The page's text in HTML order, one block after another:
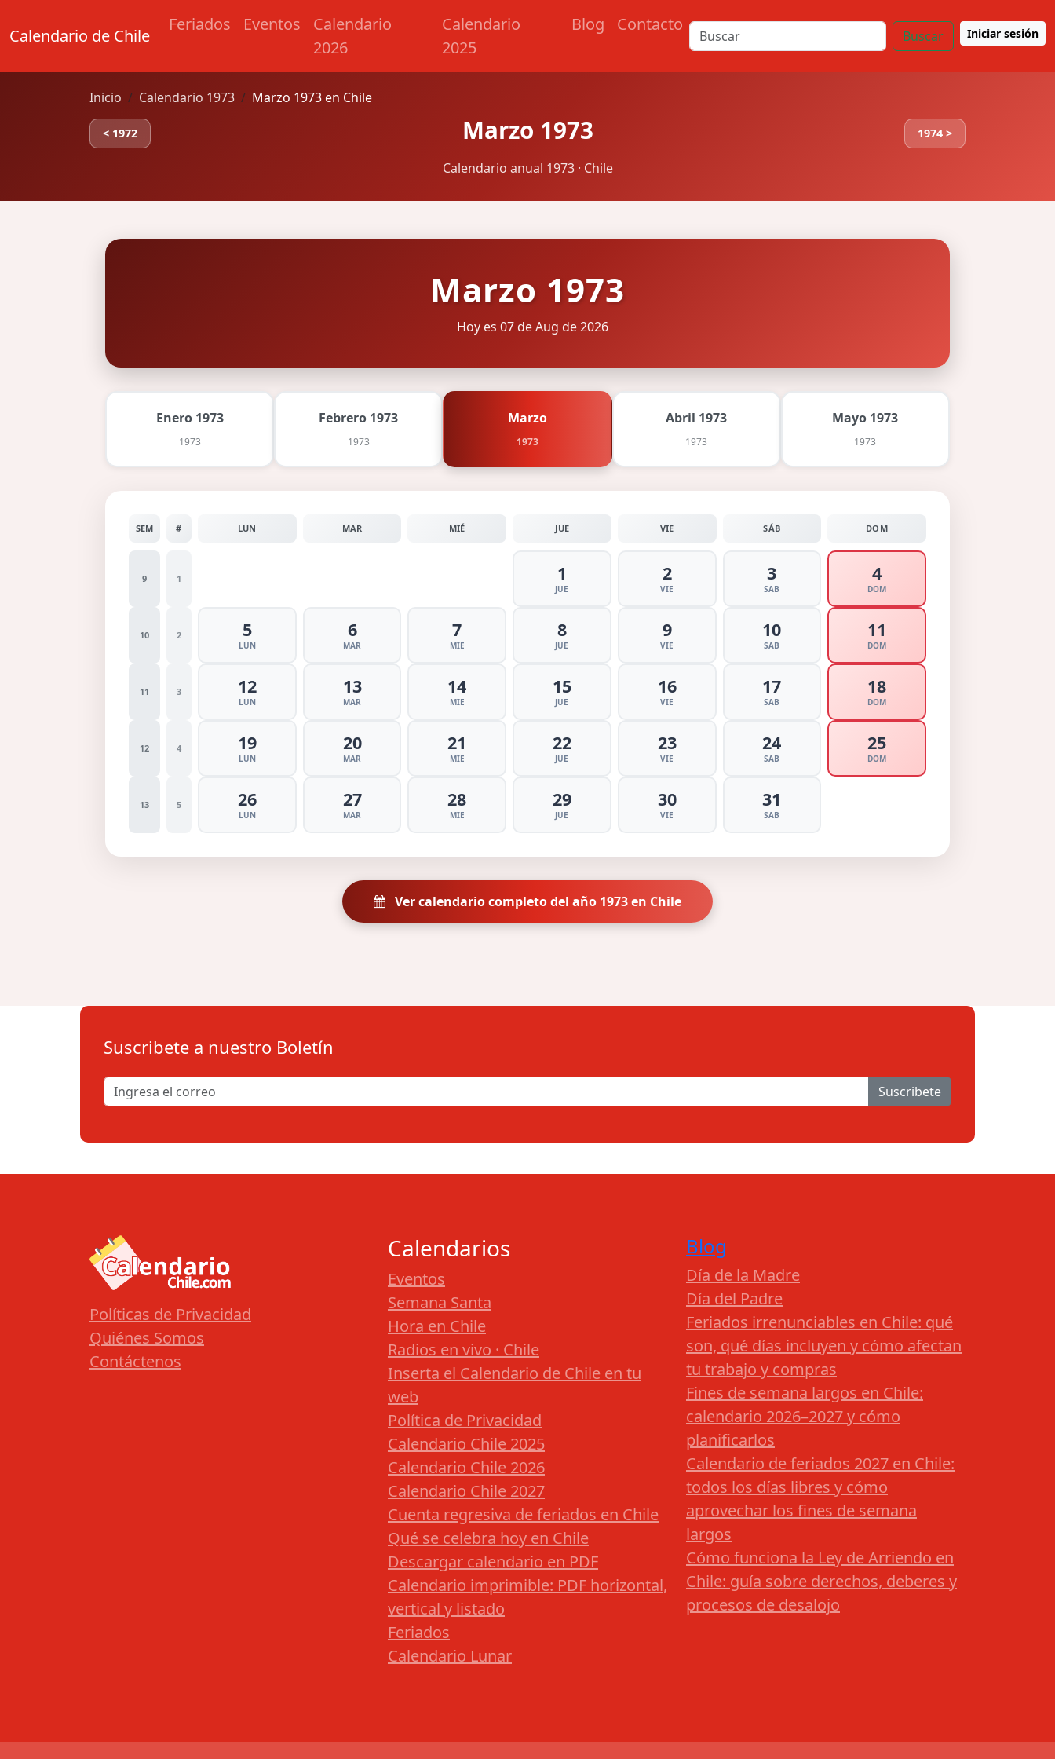
Calendario de Chile
Feriados Eventos
Calendario
2026
Calendario
2025
Blog Contacto
Buscar Iniciar sesión
Inicio Calendario 1973 Marzo 1973 en Chile
< 1972 Marzo 1973 1974 >
Calendario anual 1973 · Chile
Marzo 1973
Hoy es 07 de Aug de 2026
Enero 1973
1973
Febrero 1973
1973
Marzo
1973
Abril 1973
1973
Mayo 1973
1973
SEM # LUN MAR MIÉ JUE VIE SÁB DOM
9 1 1
JUE
2
VIE
3
SAB
4
DOM
10 2 5
LUN
6
MAR
7
MIE
8
JUE
9
VIE
10
SAB
11
DOM
11 3 12
LUN
13
MAR
14
MIE
15
JUE
16
VIE
17
SAB
18
DOM
12 4 19
LUN
20
MAR
21
MIE
22
JUE
23
VIE
24
SAB
25
DOM
13 5 26
LUN
27
MAR
28
MIE
29
JUE
30
VIE
31
SAB
Ver calendario completo del año 1973 en Chile
Suscribete a nuestro Boletín
Suscribete
Políticas de Privacidad
Quiénes Somos
Contáctenos
Calendarios
Eventos
Semana Santa
Hora en Chile
Radios en vivo · Chile
Inserta el Calendario de Chile en tu
web
Política de Privacidad
Calendario Chile 2025
Calendario Chile 2026
Calendario Chile 2027
Cuenta regresiva de feriados en Chile
Qué se celebra hoy en Chile
Descargar calendario en PDF
Calendario imprimible: PDF horizontal,
vertical y listado
Feriados
Calendario Lunar
Blog
Día de la Madre
Día del Padre
Feriados irrenunciables en Chile: qué
son, qué días incluyen y cómo afectan
tu trabajo y compras
Fines de semana largos en Chile:
calendario 2026–2027 y cómo
planificarlos
Calendario de feriados 2027 en Chile:
todos los días libres y cómo
aprovechar los fines de semana
largos
Cómo funciona la Ley de Arriendo en
Chile: guía sobre derechos, deberes y
procesos de desalojo